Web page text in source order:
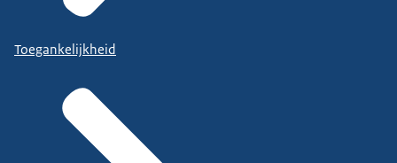
Toegankelijkheid